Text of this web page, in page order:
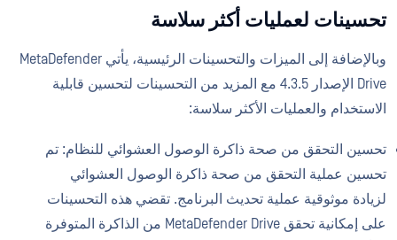
تحسينات لعمليات أكثر سلاسة
وبالإضافة إلى الميزات والتحسينات الرئيسية، يأتي MetaDefender
Drive الإصدار 4.3.5 مع المزيد من التحسينات لتحسين قابلية
الاستخدام والعمليات الأكثر سلاسة:
تحسين التحقق من صحة ذاكرة الوصول العشوائي للنظام: تم
تحسين عملية التحقق من صحة ذاكرة الوصول العشوائي
لزيادة موثوقية عملية تحديث البرنامج. تقضي هذه التحسينات
على إمكانية تحقق MetaDefender Drive من الذاكرة المتوفرة